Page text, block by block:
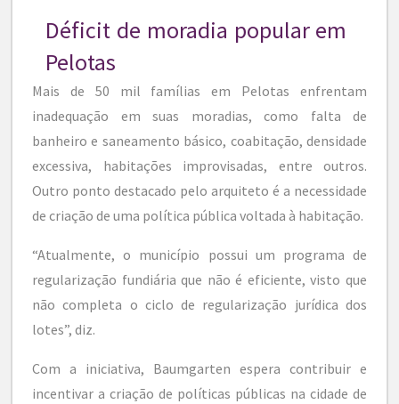
Déficit de moradia popular em
Pelotas
Mais de 50 mil famílias em Pelotas enfrentam
inadequação em suas moradias, como falta de
banheiro e saneamento básico, coabitação, densidade
excessiva, habitações improvisadas, entre outros.
Outro ponto destacado pelo arquiteto é a necessidade
de criação de uma política pública voltada à habitação.
“Atualmente, o município possui um programa de
regularização fundiária que não é eficiente, visto que
não completa o ciclo de regularização jurídica dos
lotes”, diz.
Com a iniciativa, Baumgarten espera contribuir e
incentivar a criação de políticas públicas na cidade de